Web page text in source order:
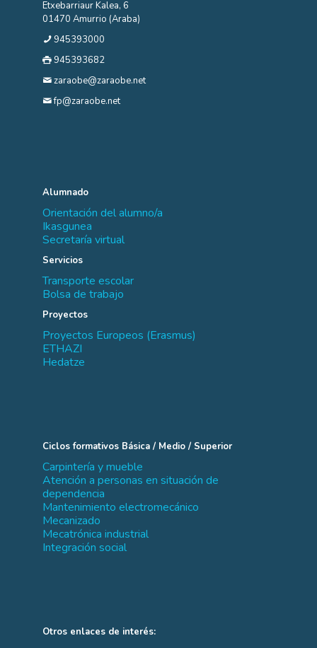
Etxebarriaur Kalea, 6
01470 Amurrio (Araba)
945393000
945393682
zaraobe@zaraobe.net
fp@zaraobe.net
Alumnado
Orientación del alumno/a
Ikasgunea
Secretaría virtual
Servicios
Transporte escolar
Bolsa de trabajo
Proyectos
Proyectos Europeos (Erasmus)
ETHAZI
Hedatze
Ciclos formativos Básica / Medio / Superior
Carpintería y mueble
Atención a personas en situación de
dependencia
Mantenimiento electromecánico
Mecanizado
Mecatrónica industrial
Integración social
Otros enlaces de interés: